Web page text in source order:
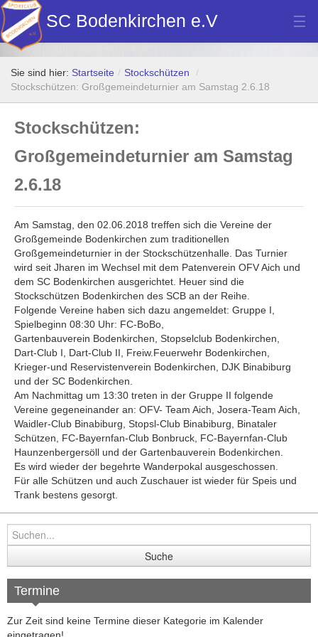
SC Bodenkirchen e.V
Hauptverein
Fußball
Bilder Neubau Vereinsheim
Vereinsheim Hoamat Wirt
Datenschutz
Folge uns auf Instagram
Kursangebote
Sie sind hier: Startseite / Stockschützen
/
Stockschützen: Großgemeindeturnier am Samstag 2.6.18
Stockschützen:
Großgemeindeturnier am Samstag
2.6.18
Am Samstag, den 02.06.2018 treffen sich die Vereine der
Großgemeinde Bodenkirchen zum traditionellen
Großgemeindeturnier in der Stockschützenhalle. Das Turnier
wird seit Jharen im Wechsel mit dem Patenverein OFV Aich und
dem SC Bodenkirchen ausgerichtet. Heuer sind die
Stockschützen Bodenkirchen des SCB an der Reihe.
Folgende Vereine haben sich dazu angemeldet: Gruppe I,
Spielbeginn 08:30 Uhr: FC-BoBo,
Gartenbauverein Bodenkirchen, Stopselclub Bodenkirchen,
Dart-Club I, Dart-Club II, Freiw.Feuerwehr Bodenkirchen,
Krieger-und Reservistenverein Bodenkirchen, DJK Binabiburg
und der SC Bodenkirchen.
Am Nachmittag um 13:30 treten in der Gruppe II folgende
Vereine gegeneinander an: OFV- Team Aich, Josera-Team Aich,
Waidler-Club Binabiburg, Stopsl-Club Binabiburg, Binataler
Schützen, FC-Bayernfan-Club Bonbruck, FC-Bayernfan-Club
Haunzenbergersöll und der Gartenbauverein Bodenkirchen.
Es wird wieder der begehrte Wanderpokal ausgeschossen.
Für alle Schützen und auch Zuschauer ist wieder für Speis und
Trank bestens gesorgt.
Termine
Zur Zeit sind keine Termine dieser Kategorie im Kalender